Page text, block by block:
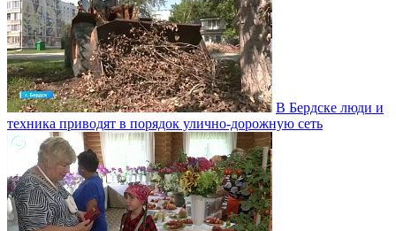
В Бердске люди и
техника приводят в порядок улично‑дорожную сеть